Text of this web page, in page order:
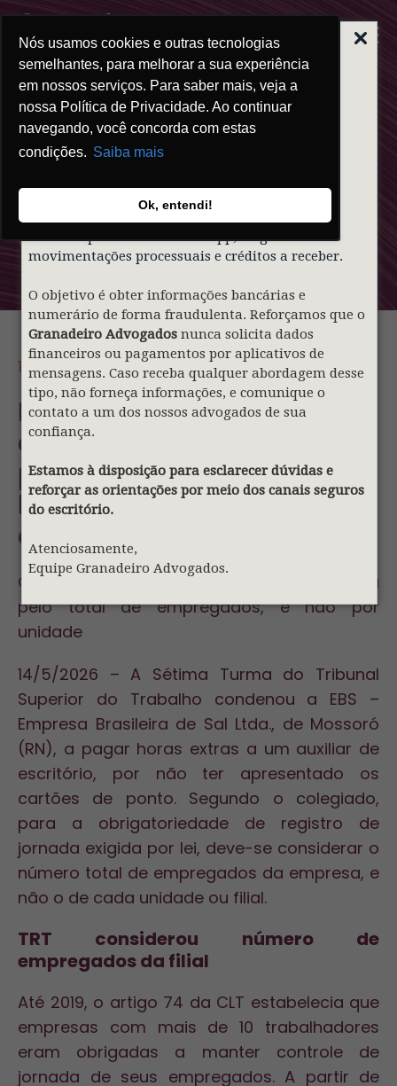
ALERTA | GOLPEDO FALSO
ADVOGADO
Prezados clientes,
Informamos que indivíduos mal-intencionados
identidade visual do nosso sócio
contatar pessoas via WhatsApp, alegando falsas
movimentações processuais e créditos a receber.
O objetivo é obter informações bancárias e
numerário de forma fraudulenta. Reforçamos que o
Granadeiro Advogados nunca solicita dados
financeiros ou pagamentos por aplicativos de
mensagens. Caso receba qualquer abordagem desse
tipo, não forneça informações, e comunique o
contato a um dos nossos advogados de sua
confiança.
Estamos à disposição para esclarecer dúvidas e
reforçar as orientações por meio dos canais seguros
do escritório.
Atenciosamente,
Equipe Granadeiro Advogados.
Nós usamos cookies e outras tecnologias
semelhantes, para melhorar a sua experiência
em nossos serviços. Para saber mais, veja a
nossa Política de Privacidade. Ao continuar
navegando, você concorda com estas
condições. Saiba mais
Ok, entendi!
Clipping
Granadeiro
18.05.2026
Produtora de sal não
apresenta cartões de
ponto e terá de pagar
horas extras a auxiliar de
escritório
Obrigação de controle de jornada é definida
pelo total de empregados, e não por
unidade
14/5/2026 – A Sétima Turma do Tribunal
Superior do Trabalho condenou a EBS –
Empresa Brasileira de Sal Ltda., de Mossoró
(RN), a pagar horas extras a um auxiliar de
escritório, por não ter apresentado os
cartões de ponto. Segundo o colegiado,
para a obrigatoriedade de registro de
jornada exigida por lei, deve-se considerar o
número total de empregados da empresa, e
não o de cada unidade ou filial.
TRT considerou número de
empregados da filial
Até 2019, o artigo 74 da CLT estabelecia que
empresas com mais de 10 trabalhadores
eram obrigadas a manter controle de
jornada de seus empregados. A partir de